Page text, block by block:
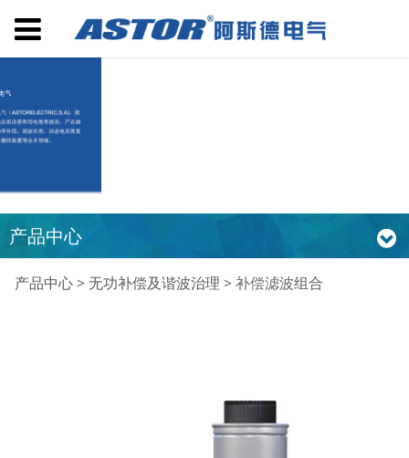
产品中心
补偿滤波组合
产品中心> 无功补偿及谐波治理 > 补偿滤波组合